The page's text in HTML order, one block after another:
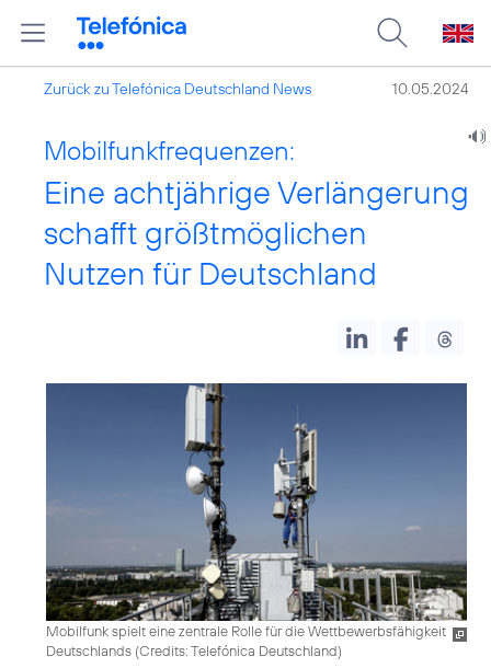
Zurück zu Telefónica Deutschland News 10.05.2024
Mobilfunkfrequenzen:
Eine achtjährige Verlängerung
schafft größtmöglichen
Nutzen für Deutschland
Mobilfunk spielt eine zentrale Rolle für die Wettbewerbsfähigkeit
Deutschlands (Credits: Telefónica Deutschland)